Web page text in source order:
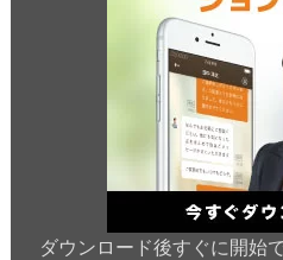
ダウンロード後すぐに開始